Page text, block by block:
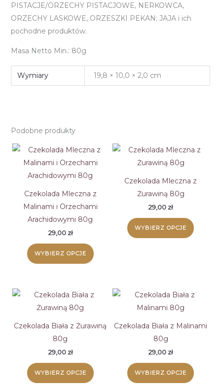
PISTACJE/ORZECHY PISTACJOWE, NERKOWCA,
ORZECHY LASKOWE, ORZESZKI PEKAN; JAJA i ich
pochodne produktów.
Masa Netto Min.: 80g
Wymiary 19,8 × 10,0 × 2,0 cm
Podobne produkty
Czekolada Mleczna z
Malinami i Orzechami
Arachidowymi 80g
29,00 zł
WYBIERZ OPCJE
produkt
wariantów.
można
produktu
Czekolada Mleczna z
Żurawiną 80g
29,00 zł
WYBIERZ OPCJE
można
na
Czekolada Biała z Żurawiną
80g
29,00 zł
WYBIERZ OPCJE
produkt
Czekolada Biała z Malinami
80g
29,00 zł
WYBIERZ OPCJE